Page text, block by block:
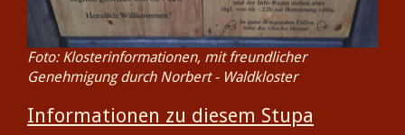
Foto: Klosterinformationen, mit freundlicher
Genehmigung durch Norbert - Waldkloster
Informationen zu diesem Stupa